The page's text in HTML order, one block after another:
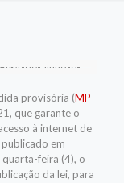
provisória (MP
que garante o
à internet de
em
quarta-feira (4), o
da lei, para